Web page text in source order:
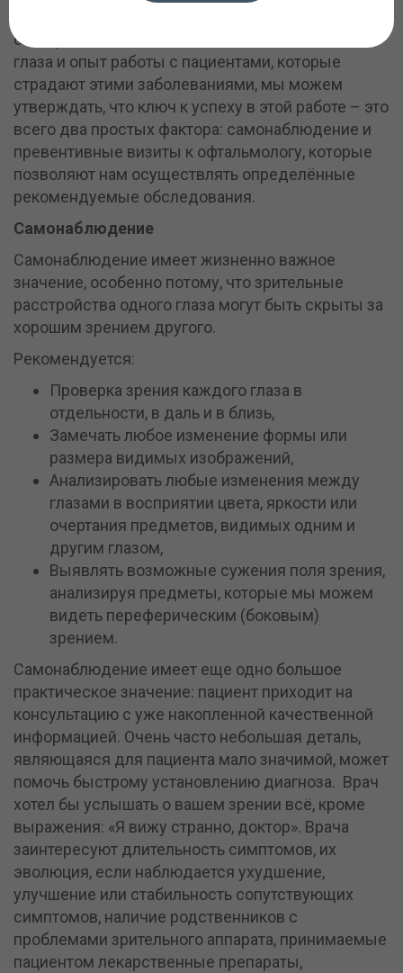
опыт работы в области лечения заболеваний
глаза и опыт работы с пациентами, которые
страдают этими заболеваниями, мы можем
утверждать, что ключ к успеху в этой работе – это
всего два простых фактора: самонаблюдение и
превентивные визиты к офтальмологу, которые
позволяют нам осуществлять определённые
рекомендуемые обследования.
Самонаблюдение
Самонаблюдение имеет жизненно важное
значение, особенно потому, что зрительные
расстройства одного глаза могут быть скрыты за
хорошим зрением другого.
Рекомендуется:
Проверка зрения каждого глаза в
отдельности, в даль и в близь,
Замечать любое изменение формы или
размера видимых изображений,
Анализировать любые изменения между
глазами в восприятии цвета, яркости или
очертания предметов, видимых одним и
другим глазом,
Выявлять возможные сужения поля зрения,
анализируя предметы, которые мы можем
видеть переферическим (боковым)
зрением.
Самонаблюдение имеет еще одно большое
практическое значение: пациент приходит на
консультацию с уже накопленной качественной
информацией. Очень часто небольшая деталь,
являющаяся для пациента мало значимой, может
помочь быстрому установлению диагноза. Врач
хотел бы услышать о вашем зрении всё, кроме
выражения: «Я вижу странно, доктор». Врача
заинтересуют длительность симптомов, их
эволюция, если наблюдается ухудшение,
улучшение или стабильность сопутствующих
симптомов, наличие родственников с
проблемами зрительного аппарата, принимаемые
пациентом лекарственные препараты,